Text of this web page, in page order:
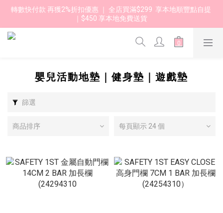
轉數快付款 再獲2%折扣優惠 ｜ 全店買滿$299  享本地順豐點自提
｜$450 享本地免費送貨
嬰兒活動地墊｜健身墊｜遊戲墊
篩選
商品排序 每頁顯示 24 個